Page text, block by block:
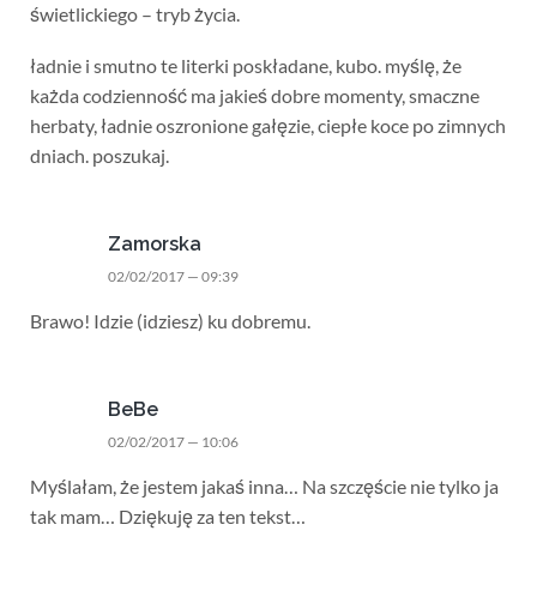
świetlickiego – tryb życia.
ładnie i smutno te literki poskładane, kubo. myślę, że
każda codzienność ma jakieś dobre momenty, smaczne
herbaty, ładnie oszronione gałęzie, ciepłe koce po zimnych
dniach. poszukaj.
Zamorska
02/02/2017 — 09:39
Brawo! Idzie (idziesz) ku dobremu.
BeBe
02/02/2017 — 10:06
Myślałam, że jestem jakaś inna… Na szczęście nie tylko ja
tak mam… Dziękuję za ten tekst…